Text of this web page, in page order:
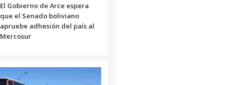
El Gobierno de Arce espera
que el Senado boliviano
apruebe adhesión del país al
Mercosur